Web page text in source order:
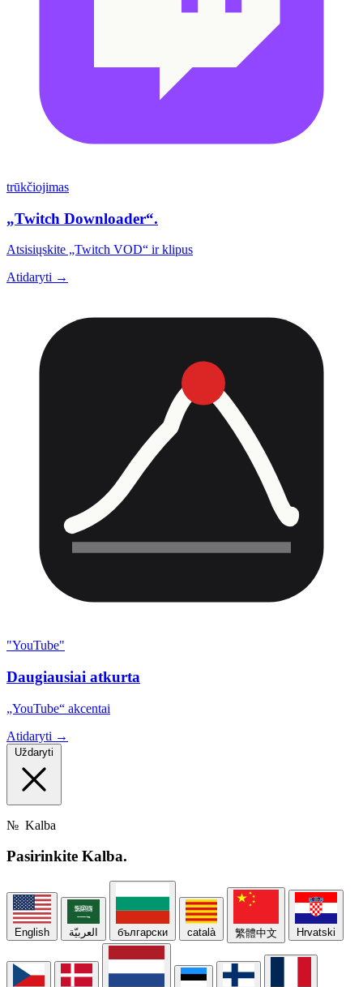
trūkčiojimas
„Twitch Downloader“.
Atsisiųskite „Twitch VOD“ ir klipus
Atidaryti →
"YouTube"
Daugiausiai atkurta
„YouTube“ akcentai
Atidaryti →
Uždaryti
№ Kalba
Pasirinkite Kalba.
English العربيّة български català 繁體中文 Hrvatski